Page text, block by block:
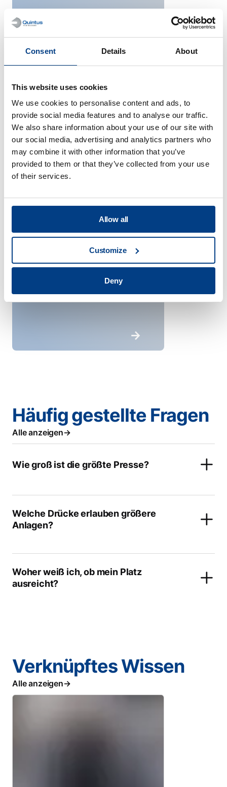
Consent Details About
This website uses cookies
We use cookies to personalise content and ads, to
provide social media features and to analyse our traffic.
We also share information about your use of our site with
our social media, advertising and analytics partners who
may combine it with other information that you’ve
provided to them or that they’ve collected from your use
of their services.
Allow all
Customize
Deny
Häufig gestellte Fragen
Alle anzeigen
Wie groß ist die größte Presse?
Welche Drücke erlauben größere
Anlagen?
Woher weiß ich, ob mein Platz
ausreicht?
Verknüpftes Wissen
Alle anzeigen